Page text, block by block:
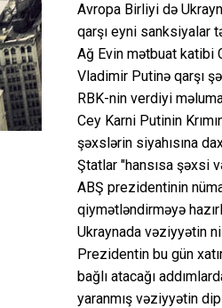
Avropa Birliyi də
qarşı eyni sanksiyalar
Ağ Evin mətbuat katibi
Vladimir Putinə qarşı
RBK-nin verdiyi
Cey Karni Putinin
şəxslərin siyahısına
Ştatlar "hansısa şəxsi
ABŞ prezidentinin
qiymətləndirməyə
Ukraynada vəziyyətin
Prezidentin bu gün
bağlı atacağı
yaranmış vəziyyətin